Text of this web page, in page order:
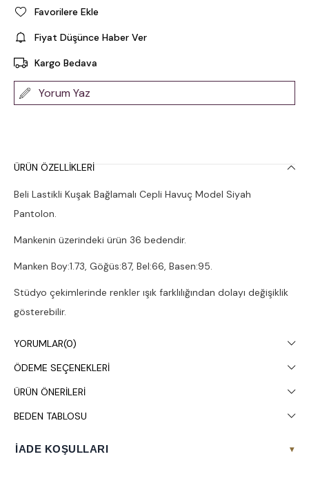
Favorilere Ekle
Fiyat Düşünce Haber Ver
Kargo Bedava
Yorum Yaz
ÜRÜN ÖZELLIKLERI
Beli Lastikli Kuşak Bağlamalı Cepli Havuç Model Siyah
Pantolon.
Mankenin üzerindeki ürün 36 bedendir.
Manken Boy:1.73, Göğüs:87, Bel:66, Basen:95.
Stüdyo çekimlerinde renkler ışık farklılığından dolayı değişiklik
gösterebilir.
Çamaşır makinesinde 30° yıkanması tavsiye edilir.
YORUMLAR(0)
ÖDEME SEÇENEKLERI
ÜRÜN ÖNERILERI
BEDEN TABLOSU
İADE KOŞULLARI ▾